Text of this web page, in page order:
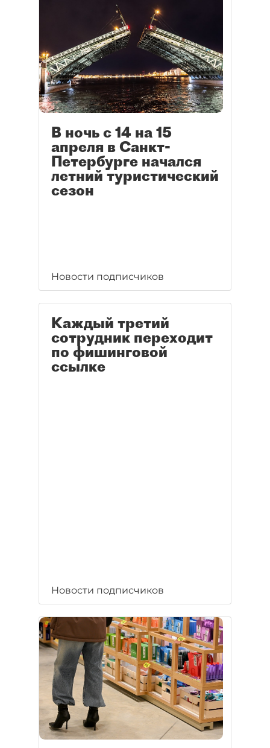
В ночь с 14 на 15
апреля в Санкт-
Петербурге начался
летний туристический
сезон
Новости подписчиков
Каждый третий
сотрудник переходит
по фишинговой
ссылке
Новости подписчиков